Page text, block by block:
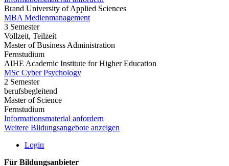
Brand University of Applied Sciences
MBA Medienmanagement
3 Semester
Vollzeit, Teilzeit
Master of Business Administration
Fernstudium
AIHE Academic Institute for Higher Education
MSc Cyber Psychology
2 Semester
berufsbegleitend
Master of Science
Fernstudium
Informationsmaterial anfordern
Weitere Bildungsangebote anzeigen
Login
Für Bildungsanbieter